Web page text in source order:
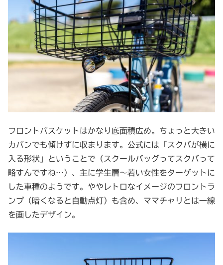
フロントバスケットはかなり底面積広め。ちょっと大きい
カバンでも傾けずに収まります。公式には「スクバが横に
入る形状」ということで（スクールバッグってスクバって
略すんですね…）、主に学生層～若い女性をターゲットに
した車種のようです。ややレトロなイメージのフロントラ
ンプ（暗くなると自動点灯）も含め、ママチャリとは一線
を画したデザイン。